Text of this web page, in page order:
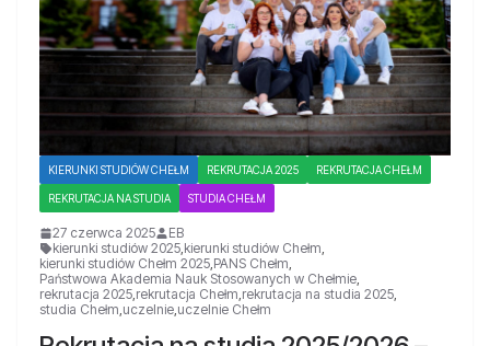
KIERUNKI STUDIÓW CHEŁM REKRUTACJA 2025 REKRUTACJA CHEŁM
REKRUTACJA NA STUDIA STUDIA CHEŁM
27 czerwca 2025
EB
kierunki studiów 2025 kierunki studiów Chełm
kierunki studiów Chełm 2025 PANS Chełm
Państwowa Akademia Nauk Stosowanych w Chełmie
rekrutacja 2025 rekrutacja Chełm rekrutacja na studia 2025
studia Chełm uczelnie uczelnie Chełm